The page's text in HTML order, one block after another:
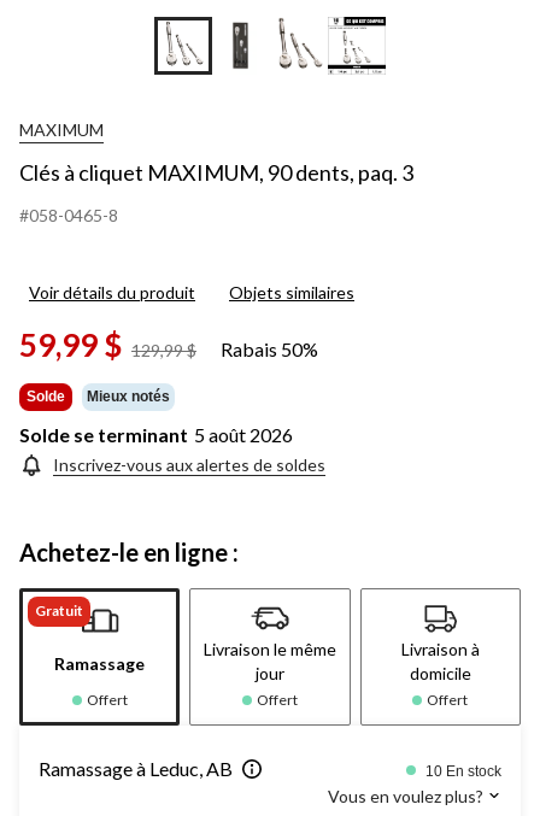
+3
MAXIMUM
Clés à cliquet MAXIMUM, 90 dents, paq. 3
#058-0465-8
Voir détails du produit Objets similaires
59,99 $ 129,99 $
prixRabais 50%
Solde Mieux notés
Solde se terminant 5 août 2026
Inscrivez-vous aux alertes de soldes
Achetez-le en ligne :
Gratuit
Ramassage
Offert
Livraison le même
jour
Offert
Livraison à
domicile
Offert
Ramassage à Leduc, AB 10 En stock
Vous en voulez plus?